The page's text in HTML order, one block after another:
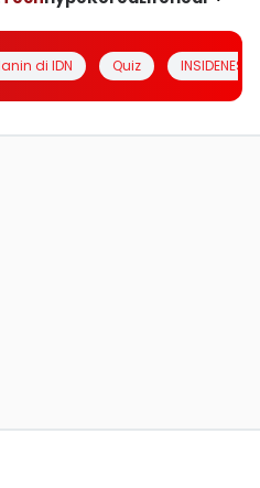
di IDN Quiz INSIDENESIA